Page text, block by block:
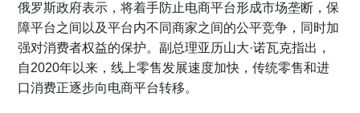
俄罗斯政府表示，将着手防止电商平台形成市场垄断，保
障平台之间以及平台内不同商家之间的公平竞争，同时加
强对消费者权益的保护。副总理亚历山大·诺瓦克指出，
自2020年以来，线上零售发展速度加快，传统零售和进
口消费正逐步向电商平台转移。